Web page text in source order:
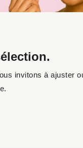
invitons à ajuster